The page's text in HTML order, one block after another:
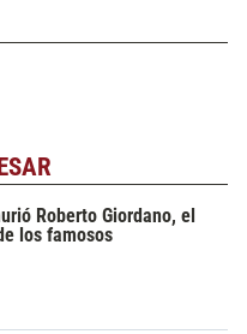
Roberto Giordano, el
los famosos